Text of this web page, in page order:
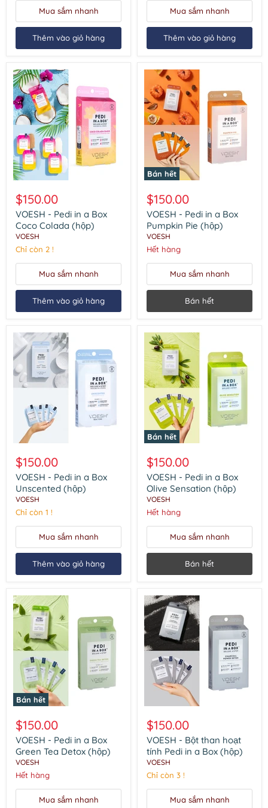
Mua sắm nhanh
Thêm vào giỏ hàng
Mua sắm nhanh
Thêm vào giỏ hàng
Pedi
in
a
Box
Coco
Colada
(hộp)
$150.00
VOESH - Pedi in a Box
Coco Colada (hộp)
VOESH
Chỉ còn 2 !
Mua sắm nhanh
Thêm vào giỏ hàng
Bán hết
Pedi
in
a
Box
Pumpkin
Pie
(hộp)
$150.00
VOESH - Pedi in a Box
Pumpkin Pie (hộp)
VOESH
Hết hàng
Mua sắm nhanh
Bán hết
Pedi
in
a
Box
Unscented
(hộp)
$150.00
VOESH - Pedi in a Box
Unscented (hộp)
VOESH
Chỉ còn 1 !
Mua sắm nhanh
Thêm vào giỏ hàng
Bán hết
Pedi
in
a
Box
Olive
Sensation
(hộp)
$150.00
VOESH - Pedi in a Box
Olive Sensation (hộp)
VOESH
Hết hàng
Mua sắm nhanh
Bán hết
Bán hết
Pedi
in
a
Box
Green
Tea
Detox
$150.00
VOESH - Pedi in a Box
Green Tea Detox (hộp)
VOESH
Hết hàng
Mua sắm nhanh
Bột
than
hoạt
tính
Pedi
in
a
$150.00
VOESH - Bột than hoạt
tính Pedi in a Box (hộp)
VOESH
Chỉ còn 3 !
Mua sắm nhanh